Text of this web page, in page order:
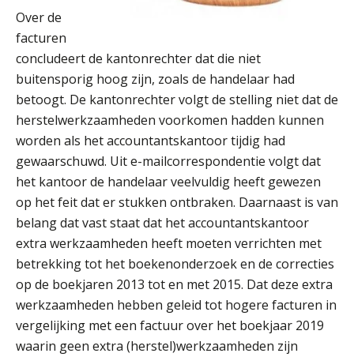
Over de
facturen
concludeert de kantonrechter dat die niet
buitensporig hoog zijn, zoals de handelaar had
betoogt. De kantonrechter volgt de stelling niet dat de
herstelwerkzaamheden voorkomen hadden kunnen
worden als het accountantskantoor tijdig had
gewaarschuwd. Uit e-mailcorrespondentie volgt dat
het kantoor de handelaar veelvuldig heeft gewezen
op het feit dat er stukken ontbraken. Daarnaast is van
belang dat vast staat dat het accountantskantoor
extra werkzaamheden heeft moeten verrichten met
betrekking tot het boekenonderzoek en de correcties
op de boekjaren 2013 tot en met 2015. Dat deze extra
werkzaamheden hebben geleid tot hogere facturen in
vergelijking met een factuur over het boekjaar 2019
waarin geen extra (herstel)werkzaamheden zijn
Hans Tabak
Chris Dijkstra